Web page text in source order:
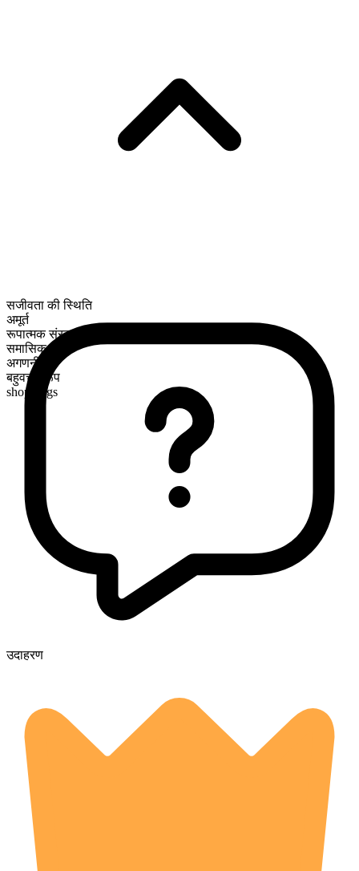
सजीवता की स्थिति
अमूर्त
रूपात्मक संरचना
समासिक
अगणनीय
बहुवचन रूप
shoppings
उदाहरण